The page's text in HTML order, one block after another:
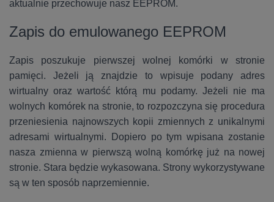
aktualnie przechowuje nasz EEPROM.
Zapis do emulowanego EEPROM
Zapis poszukuje pierwszej wolnej komórki w stronie
pamięci. Jeżeli ją znajdzie to wpisuje podany adres
wirtualny oraz wartość którą mu podamy. Jeżeli nie ma
wolnych komórek na stronie, to rozpozczyna się procedura
przeniesienia najnowszych kopii zmiennych z unikalnymi
adresami wirtualnymi. Dopiero po tym wpisana zostanie
nasza zmienna w pierwszą wolną komórkę już na nowej
stronie. Stara będzie wykasowana. Strony wykorzystywane
są w ten sposób naprzemiennie.